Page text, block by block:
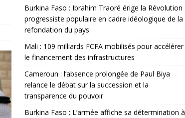
Burkina Faso : Ibrahim Traoré érige la Révolution
progressiste populaire en cadre idéologique de la
refondation du pays
Mali : 109 milliards FCFA mobilisés pour accélérer
le financement des infrastructures
Cameroun : l’absence prolongée de Paul Biya
relance le débat sur la succession et la
transparence du pouvoir
Burkina Faso : L’armée affiche sa détermination à